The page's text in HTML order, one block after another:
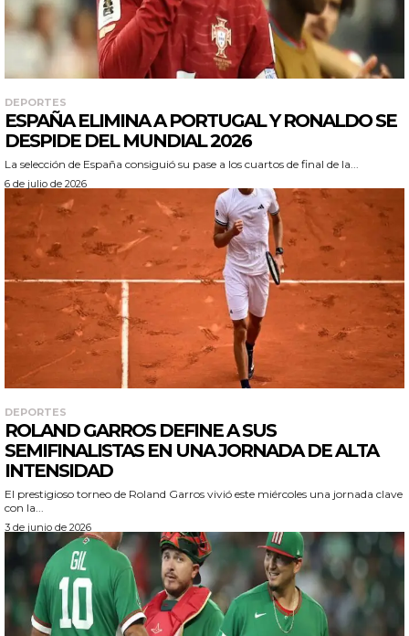
DEPORTES
ESPAÑA ELIMINA A PORTUGAL Y RONALDO SE
DESPIDE DEL MUNDIAL 2026
La selección de España consiguió su pase a los cuartos de final de la...
6 de julio de 2026
DEPORTES
ROLAND GARROS DEFINE A SUS
SEMIFINALISTAS EN UNA JORNADA DE ALTA
INTENSIDAD
El prestigioso torneo de Roland Garros vivió este miércoles una jornada clave
con la...
3 de junio de 2026